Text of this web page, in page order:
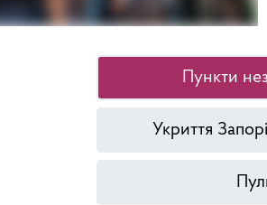
Пункти
Укриття